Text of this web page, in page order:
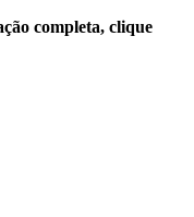
completa, clique